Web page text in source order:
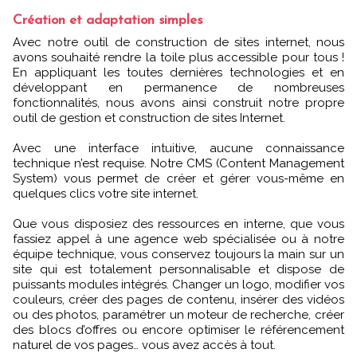
Création et adaptation simples
Avec notre outil de construction de sites internet, nous
avons souhaité rendre la toile plus accessible pour tous !
En appliquant les toutes dernières technologies et en
développant en permanence de nombreuses
fonctionnalités, nous avons ainsi construit notre propre
outil de gestion et construction de sites Internet.
Avec une interface intuitive, aucune connaissance
technique n’est requise. Notre CMS (Content Management
System) vous permet de créer et gérer vous-même en
quelques clics votre site internet.
Que vous disposiez des ressources en interne, que vous
fassiez appel à une agence web spécialisée ou à notre
équipe technique, vous conservez toujours la main sur un
site qui est totalement personnalisable et dispose de
puissants modules intégrés. Changer un logo, modifier vos
couleurs, créer des pages de contenu, insérer des vidéos
ou des photos, paramétrer un moteur de recherche, créer
des blocs d’offres ou encore optimiser le référencement
naturel de vos pages… vous avez accès à tout.